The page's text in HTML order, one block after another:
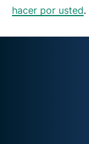
hacer por usted.